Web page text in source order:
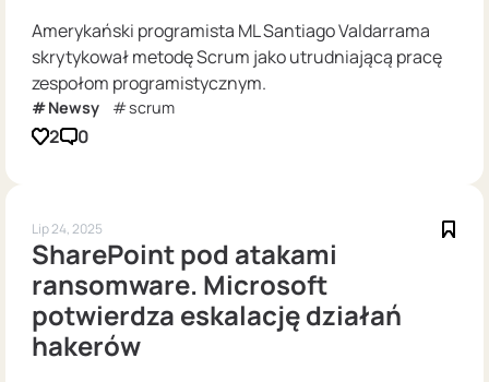
Amerykański programista ML Santiago Valdarrama
skrytykował metodę Scrum jako utrudniającą pracę
zespołom programistycznym.
Newsy scrum
2 0
Lip 24, 2025
SharePoint pod atakami
ransomware. Microsoft
potwierdza eskalację działań
hakerów